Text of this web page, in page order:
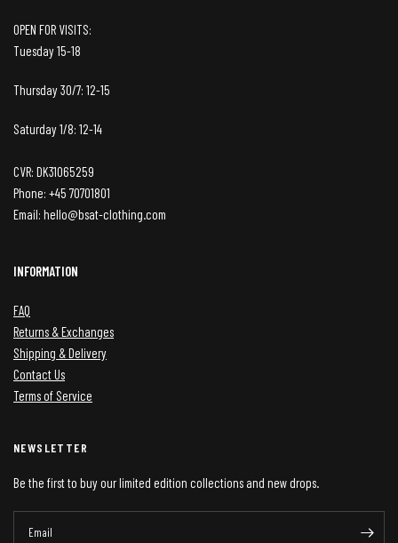
OPEN FOR VISITS:
Tuesday 15-18
Thursday 30/7: 12-15
Saturday 1/8: 12-14
CVR: DK31065259
Phone: +45 70701801
Email: hello@bsat-clothing.com
INFORMATION
FAQ
Returns & Exchanges
Shipping & Delivery
Contact Us
Terms of Service
NEWSLETTER
Be the first to buy our limited edition collections and new drops.
Email